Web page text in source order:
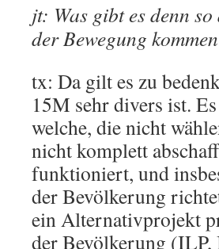
jt: Was gibt es denn
der Bewegung
tx: Da gilt es zu
15M sehr divers ist.
welche, die nicht
nicht komplett
funktioniert, und
der Bevölkerung
ein Alternativprojekt
der Bevölkerung